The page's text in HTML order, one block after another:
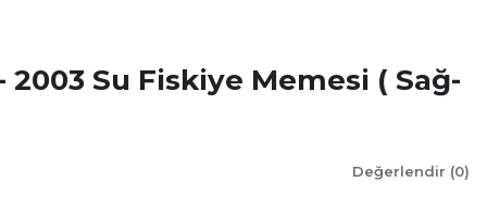
2003 Su Fiskiye Memesi ( Sağ-
Değerlendir (0)